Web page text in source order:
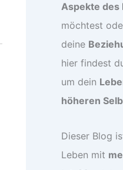
Aspekte des
möchtest
deine
hier findest
um dein
höheren
Dieser Blog
Leben mit